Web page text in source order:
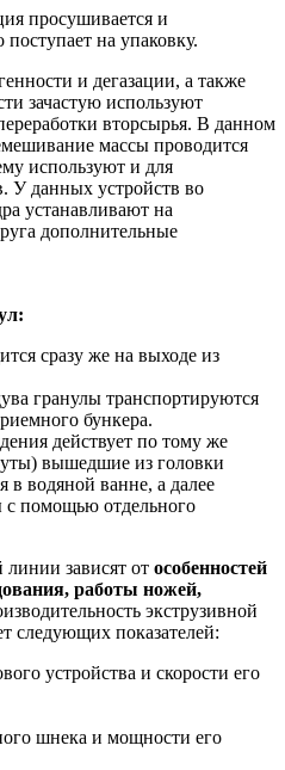
просушивается и
поступает на упаковку.
и дегазации, а также
зачастую используют
вторсырья. В данном
массы проводится
используют и для
У данных устройств во
устанавливают на
дополнительные
сразу же на выходе из
гранулы транспортируются
бункера.
действует по тому же
вышедшие из головки
в водяной ванне, а далее
с помощью отдельного
линии зависят от особенностей
работы ножей,
экструзивной
следующих показателей:
устройства и скорости его
шнека и мощности его